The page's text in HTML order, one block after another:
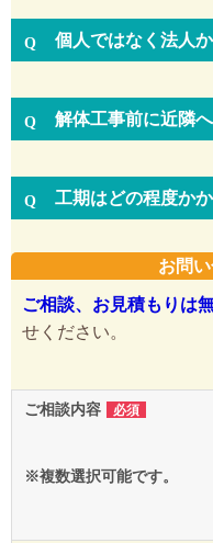
個人ではなく法人
解体工事前に近隣
工期はどの程度か
お問
ご相談、お見積もりは
せください。
ご相談内容 必須
※複数選択可能です。